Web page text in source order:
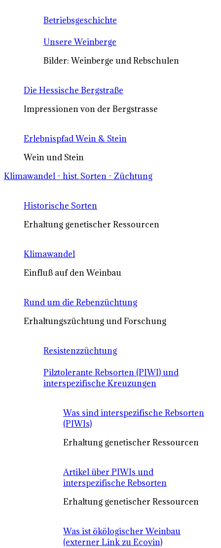
Betriebsgeschichte
Unsere Weinberge
Bilder: Weinberge und Rebschulen
Die Hessische Bergstraße
Impressionen von der Bergstrasse
Erlebnispfad Wein & Stein
Wein und Stein
Klimawandel - hist. Sorten - Züchtung
Historische Sorten
Erhaltung genetischer Ressourcen
Klimawandel
Einfluß auf den Weinbau
Rund um die Rebenzüchtung
Erhaltungszüchtung und Forschung
Resistenzzüchtung
Pilztolerante Rebsorten (PIWI) und
interspezifische Kreuzungen
Was sind interspezifische Rebsorten
(PIWIs)
Erhaltung genetischer Ressourcen
Artikel über PIWIs und
interspezifische Rebsorten
Erhaltung genetischer Ressourcen
Was ist ökölogischer Weinbau
(externer Link zu Ecovin)